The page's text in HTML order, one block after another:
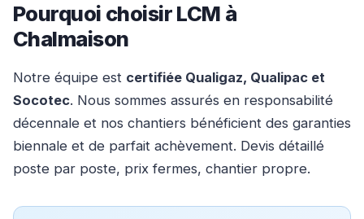
Pourquoi choisir LCM à
Chalmaison
Notre équipe est certifiée Qualigaz, Qualipac et
Socotec. Nous sommes assurés en responsabilité
décennale et nos chantiers bénéficient des garanties
biennale et de parfait achèvement. Devis détaillé
poste par poste, prix fermes, chantier propre.